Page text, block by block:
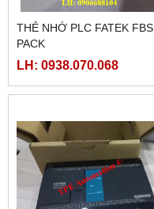
THẺ NHỚ PLC FATEK FBS
PACK
LH: 0938.070.068